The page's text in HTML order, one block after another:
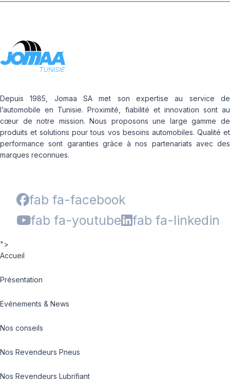
Depuis 1985, Jomaa SA met son expertise au service de
l’automobile en Tunisie. Proximité, fiabilité et innovation sont au
cœur de notre mission. Nous proposons une large gamme de
produits et solutions pour tous vos besoins automobiles. Qualité et
performance sont garanties grâce à nos partenariats avec des
marques reconnues.
fab fa-facebook
fab fa-youtube
fab fa-linkedin
">
Accueil
Présentation
Evénements & News
Nos conseils
Nos Revendeurs Pneus
Nos Revendeurs Lubrifiant